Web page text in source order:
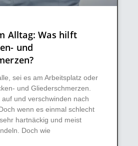
Alltag: Was hilft
und
sei es am Arbeitsplatz oder
und Gliederschmerzen.
und verschwinden nach
wenn es einmal schlecht
hartnäckig und meist
Doch wie